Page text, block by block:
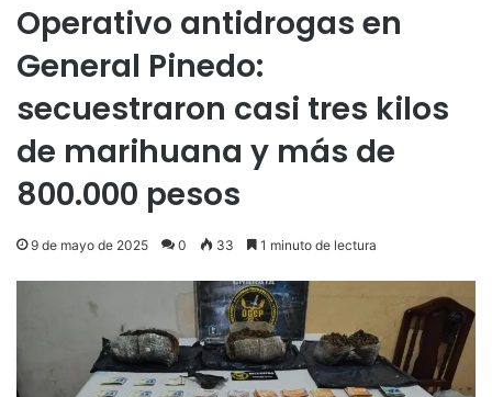
Operativo antidrogas en
General Pinedo:
secuestraron casi tres kilos
de marihuana y más de
800.000 pesos
9 de mayo de 2025 0 33 1 minuto de lectura